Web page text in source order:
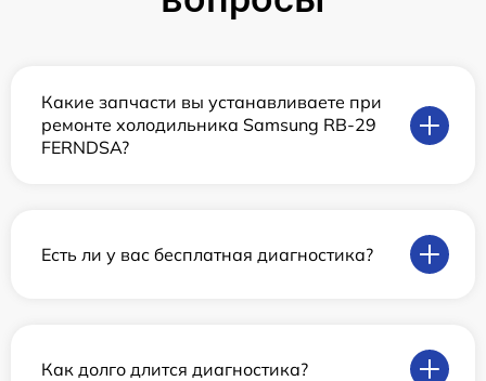
Какие запчасти вы устанавливаете при
ремонте холодильника Samsung RB-29
FERNDSA?
Есть ли у вас бесплатная диагностика?
Как долго длится диагностика?